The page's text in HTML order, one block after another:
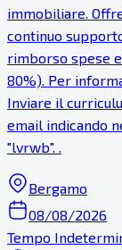
immobiliare.
continuo
rimborso spese
80%). Per
Inviare il
email indicando
"lvrwb". .
Bergamo
08/08/2026
Tempo